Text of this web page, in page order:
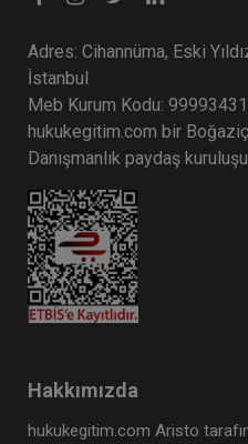
Adres: Cihannüma, Eski
İstanbul
Meb Kurum Kodu: 99993431
hukukegitim.com bir
Danışmanlık paydaş
Hakkımızda
hukukegitim.com Aristo